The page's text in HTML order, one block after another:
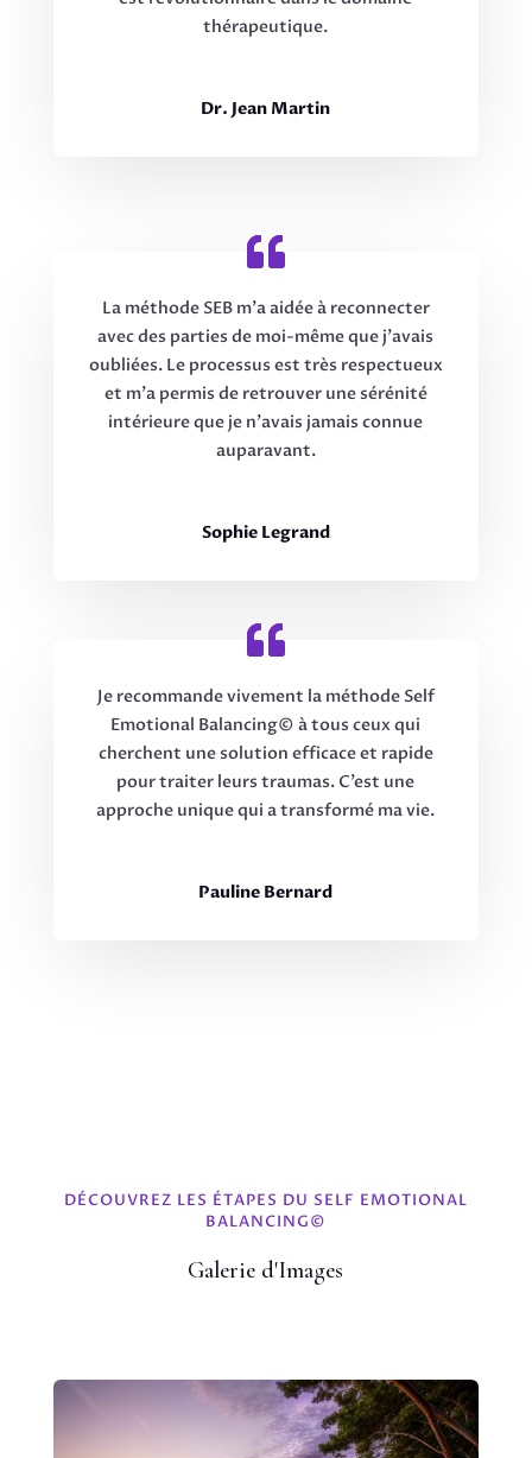
thérapeutique.
Dr. Jean Martin
La méthode SEB m’a aidée à reconnecter
avec des parties de moi-même que j’avais
oubliées. Le processus est très respectueux
et m’a permis de retrouver une sérénité
intérieure que je n’avais jamais connue
auparavant.
Sophie Legrand
Je recommande vivement la méthode Self
Emotional Balancing© à tous ceux qui
cherchent une solution efficace et rapide
pour traiter leurs traumas. C’est une
approche unique qui a transformé ma vie.
Pauline Bernard
DÉCOUVREZ LES ÉTAPES DU SELF EMOTIONAL
BALANCING©
Galerie d'Images